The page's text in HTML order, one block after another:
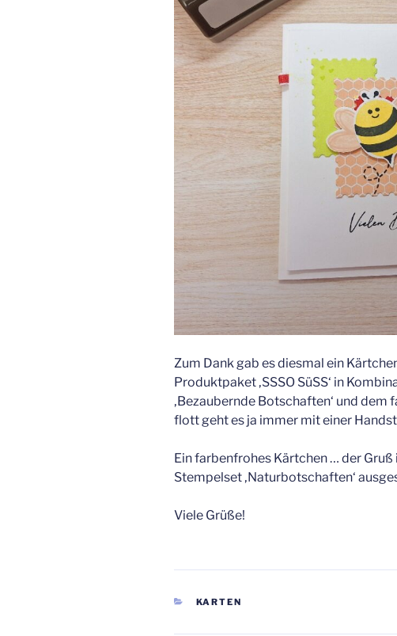
Zum Dank gab es diesmal ein
Produktpaket ‚SSSO SüSS‘ in
‚Bezaubernde Botschaften‘ und dem
flott geht es ja immer mit einer
Ein farbenfrohes Kärtchen … der Gruß
Stempelset ‚Naturbotschaften‘
Viele Grüße!
KATEGORIEN
KARTEN